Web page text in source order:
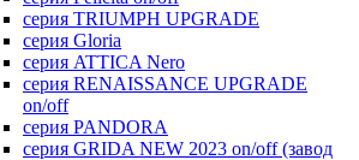
серия TRIUMPH UPGRADE
серия Gloria
серия ATTICA Nero
серия RENAISSANCE UPGRADE
on/off
серия PANDORA
серия GRIDA NEW 2023 on/off (завод